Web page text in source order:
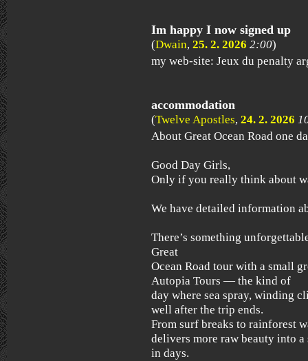
Im happy I now signed up
(Dwain, 25. 2. 2026 2:00)
my web-site: Jeux du penalty
accommodation
(Twelve Apostles, 24. 2. 2026
About Great Ocean Road one
Good Day Girls,
Only if you really think about
We have detailed information
There’s something
Great
Ocean Road tour with a small
Autopia Tours — the kind of
day where sea spray, winding
well after the trip ends.
From surf breaks to rainforest
delivers more raw beauty into
in days.